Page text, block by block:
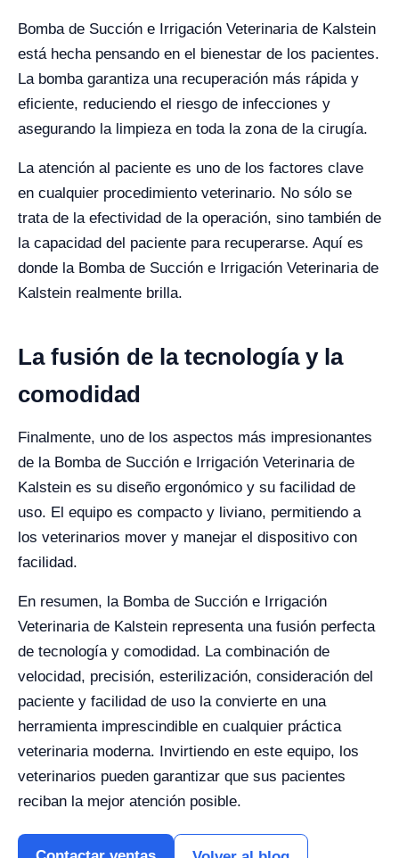
Bomba de Succión e Irrigación Veterinaria de Kalstein
está hecha pensando en el bienestar de los pacientes.
La bomba garantiza una recuperación más rápida y
eficiente, reduciendo el riesgo de infecciones y
asegurando la limpieza en toda la zona de la cirugía.
La atención al paciente es uno de los factores clave
en cualquier procedimiento veterinario. No sólo se
trata de la efectividad de la operación, sino también de
la capacidad del paciente para recuperarse. Aquí es
donde la Bomba de Succión e Irrigación Veterinaria de
Kalstein realmente brilla.
La fusión de la tecnología y la
comodidad
Finalmente, uno de los aspectos más impresionantes
de la Bomba de Succión e Irrigación Veterinaria de
Kalstein es su diseño ergonómico y su facilidad de
uso. El equipo es compacto y liviano, permitiendo a
los veterinarios mover y manejar el dispositivo con
facilidad.
En resumen, la Bomba de Succión e Irrigación
Veterinaria de Kalstein representa una fusión perfecta
de tecnología y comodidad. La combinación de
velocidad, precisión, esterilización, consideración del
paciente y facilidad de uso la convierte en una
herramienta imprescindible en cualquier práctica
veterinaria moderna. Invirtiendo en este equipo, los
veterinarios pueden garantizar que sus pacientes
reciban la mejor atención posible.